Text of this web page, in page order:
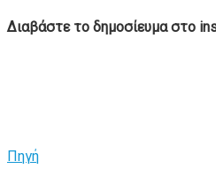
Διαβάστε το δημοσίευμα στο
Πηγή